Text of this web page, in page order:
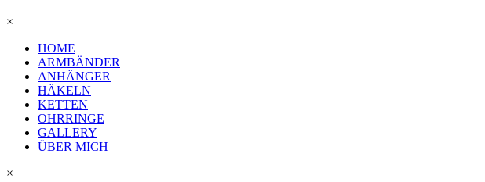
×
HOME
ARMBÄNDER
ANHÄNGER
HÄKELN
KETTEN
OHRRINGE
GALLERY
ÜBER MICH
×